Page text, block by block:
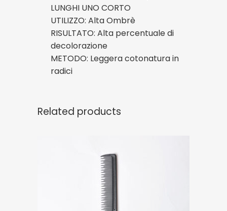
LUNGHI UNO CORTO
UTILIZZO: Alta Ombrè
RISULTATO: Alta percentuale di
decolorazione
METODO: Leggera cotonatura in
radici
Related products